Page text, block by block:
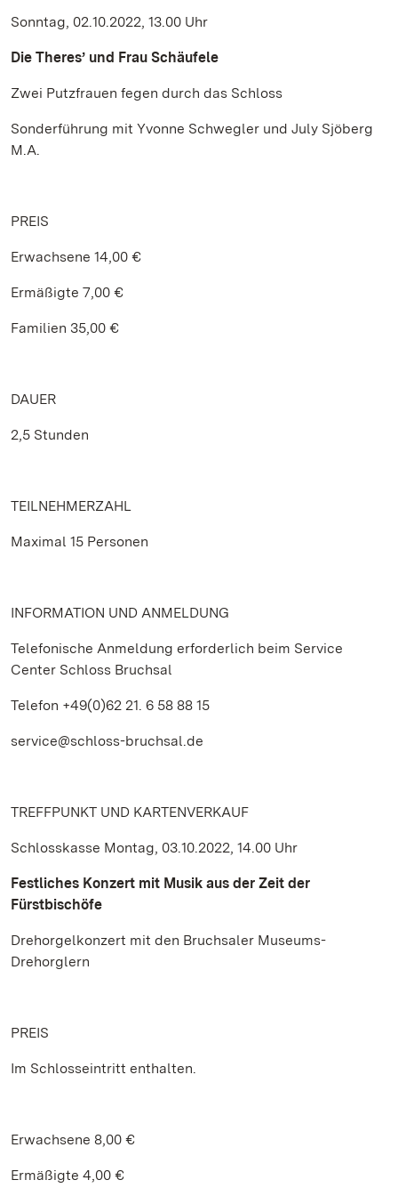
Sonntag, 02.10.2022, 13.00 Uhr
Die Theres’ und Frau Schäufele
Zwei Putzfrauen fegen durch das Schloss
Sonderführung mit Yvonne Schwegler und July Sjöberg
M.A.
PREIS
Erwachsene 14,00 €
Ermäßigte 7,00 €
Familien 35,00 €
DAUER
2,5 Stunden
TEILNEHMERZAHL
Maximal 15 Personen
INFORMATION UND ANMELDUNG
Telefonische Anmeldung erforderlich beim Service
Center Schloss Bruchsal
Telefon +49(0)62 21. 6 58 88 15
service@schloss-bruchsal.de
TREFFPUNKT UND KARTENVERKAUF
Schlosskasse Montag, 03.10.2022, 14.00 Uhr
Festliches Konzert mit Musik aus der Zeit der
Fürstbischöfe
Drehorgelkonzert mit den Bruchsaler Museums-
Drehorglern
PREIS
Im Schlosseintritt enthalten.
Erwachsene 8,00 €
Ermäßigte 4,00 €